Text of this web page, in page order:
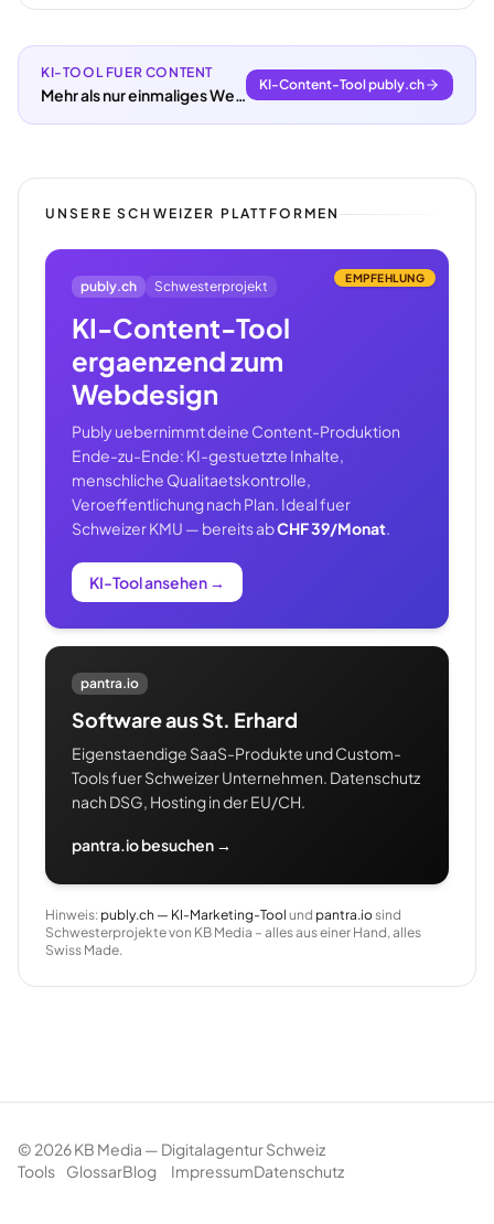
KI-TOOL FUER CONTENT
Mehr als nur einmaliges Webdesign.
KI-Content-Tool publy.ch
UNSERE SCHWEIZER PLATTFORMEN
EMPFEHLUNG
publy.ch Schwesterprojekt
KI-Content-Tool
ergaenzend zum
Webdesign
Publy uebernimmt deine Content-Produktion
Ende-zu-Ende: KI-gestuetzte Inhalte,
menschliche Qualitaetskontrolle,
Veroeffentlichung nach Plan. Ideal fuer
Schweizer KMU — bereits abCHF 39/Monat.
KI-Tool ansehen →
pantra.io
Software aus St. Erhard
Eigenstaendige SaaS-Produkte und Custom-
Tools fuer Schweizer Unternehmen. Datenschutz
nach DSG, Hosting in der EU/CH.
pantra.io besuchen →
Hinweis: publy.ch — KI-Marketing-Tool und pantra.iosind
Schwesterprojekte von KB Media – alles aus einer Hand, alles
Swiss Made.
© 2026KB Media — Digitalagentur Schweiz
Tools
GlossarBlog ImpressumDatenschutz